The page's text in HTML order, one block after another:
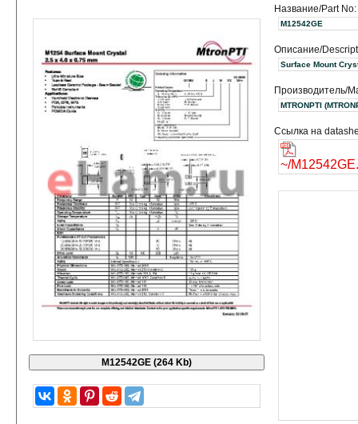
Название/Part No:
M12542GE
Описание/
Surface Mount
Производитель/
MTRONPTI
Ссылка на
~/